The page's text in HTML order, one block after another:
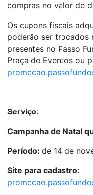
compras no valor de
Os cupons fiscais
poderão ser trocados
presentes no Passo
Praça de Eventos ou
Serviço:
Campanha de Natal
Período: de 14 de
Site para cadastro: